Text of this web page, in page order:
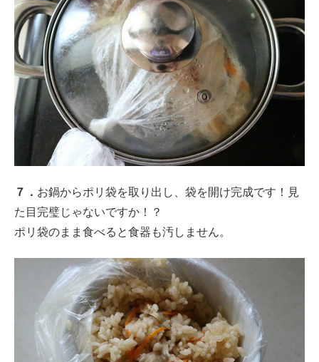
７． お鍋からポリ袋を取り出し、袋を開け完成です！見
た目完璧じゃないですか！？
ポリ袋のまま食べると食器も汚しません。